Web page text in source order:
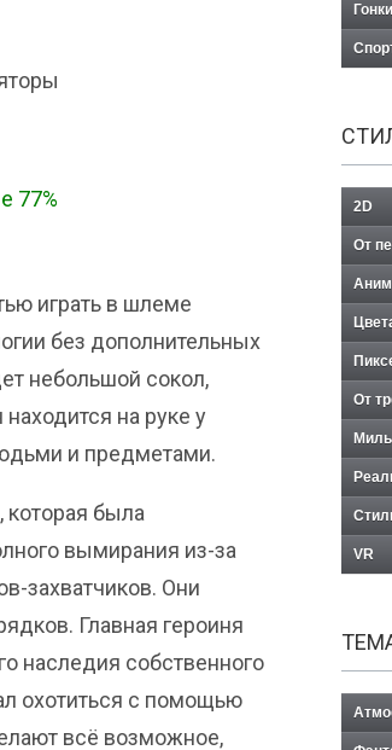
77%
играть в шлеме
без дополнительных
небольшой сокол,
на руке у
и предметами.
которая была
вымирания из-за
захватчиков. Они
Главная героиня
наследия собственного
охотиться с помощью
всё возможное,
Гонки
2D
От
От
VR